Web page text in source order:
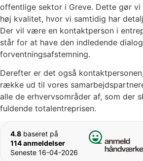
offentlige sektor i Greve. Dette gør
høj kvalitet, hvor vi samtidig har
Der vil være en kontaktperson i
står for at have den indledende
forventningsafstemning.
Derefter er det også
række ud til vores
alle de erhvervsområder af, som der
fuldende totalentreprisen.
4.8 baseret på
114 anmeldelser
Seneste 16-04-2026